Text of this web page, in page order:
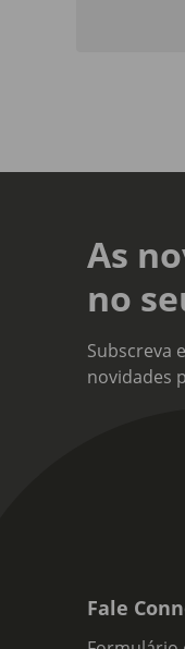
As
no
Subscreva
novidades
Fale